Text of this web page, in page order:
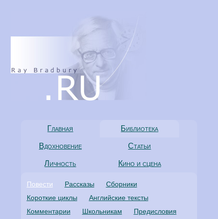
Главная Библиотека
Вдохновение Статьи
Личность Кино и сцена
Повести Рассказы
Сборники
Короткие циклы
Английские тексты
Комментарии
Школьникам
Предисловия